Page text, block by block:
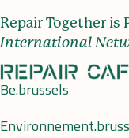
Repair Together is
International
Be.brussels